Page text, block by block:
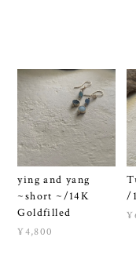
ying and yang
~short ~/14K
Goldfilled
¥4,800
/